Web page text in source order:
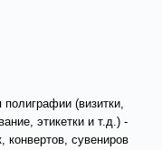
полиграфии (визитки,
этикетки и т.д.) -
конвертов, сувениров